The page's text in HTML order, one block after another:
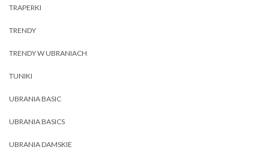
TRAPERKI
TRENDY
TRENDY W UBRANIACH
TUNIKI
UBRANIA BASIC
UBRANIA BASICS
UBRANIA DAMSKIE